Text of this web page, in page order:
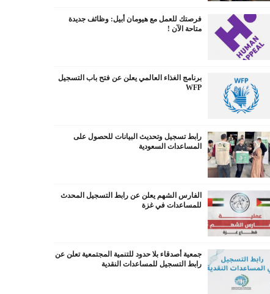
فرصتك للعمل مع هيومان أبيل: وظائف جديدة
متاحة الآن !
برنامج الغذاء العالمي يعلن عن فتح باب التسجيل
WFP
رابط تسجيل وتحديث البيانات للحصول على
المساعدات السعودية
الفارس الشهم يعلن عن رابط التسجيل المحدث
للمساعدات في غزة
جمعية أصدقاء بلا حدود للتنمية المجتمعية تعلن عن
رابط التسجيل للمساعدات النقدية